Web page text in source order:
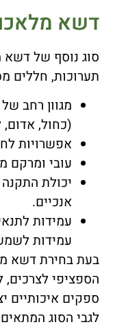
דשא
סוג נוסף של
תערוכות, חללים
מגוון רחב
(כחול, אדום,
אפשרויות
עובי ומרקם
יכולת
אנכיים.
עמידות
עמידות
בעת בחירת דשא
הספציפי
ספקים איכותיים
לגבי הסוג